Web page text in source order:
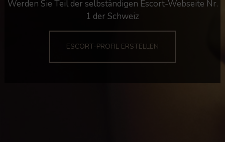
Werden Sie Teil der selbständigen Escort-Webseite Nr.
1 der Schweiz
ESCORT-PROFIL ERSTELLEN